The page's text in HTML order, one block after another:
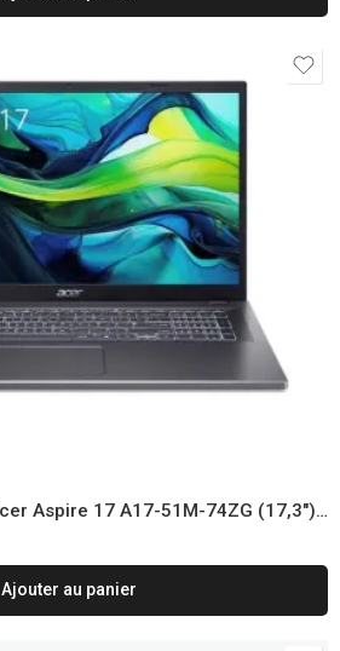
Ordinateur Portable Acer Aspire 17 A17-51M-74ZG (17,3″) FreeDOS
Ajouter au panier